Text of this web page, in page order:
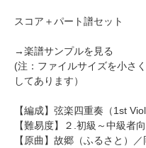
スコア＋パート譜セット
→楽譜サンプルを見る
(注：ファイルサイズを小さ
してあります）
【編成】 弦楽四重奏 （1st
【難易度】２.初級～中級者
【原曲】 故郷（ふるさと）